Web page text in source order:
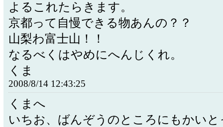
よるこれたらきます。
京都って自慢できる物あんの？？
山梨わ富士山！！
なるべくはやめにへんじくれ。
くま
2008/8/14 12:43:25
くまへ
いちお、ばんぞうのところにもかい